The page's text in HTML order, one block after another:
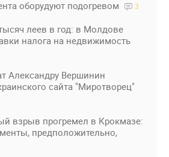
оборудуют подогревом
3
леев в год: в Молдове
налога на недвижимость
Александру Вершинин
сайта "Миротворец"
взрыв прогремел в Крокмазе:
предположительно,